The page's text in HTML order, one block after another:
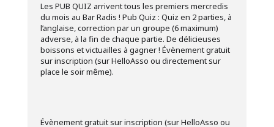
Les PUB QUIZ arrivent tous les premiers mercredis
du mois au Bar Radis ! Pub Quiz : Quiz en 2 parties, à
l’anglaise, correction par un groupe (6 maximum)
adverse, à la fin de chaque partie. De délicieuses
boissons et victuailles à gagner ! Évènement gratuit
sur inscription (sur HelloAsso ou directement sur
place le soir même).
Évènement gratuit sur inscription (sur HelloAsso ou